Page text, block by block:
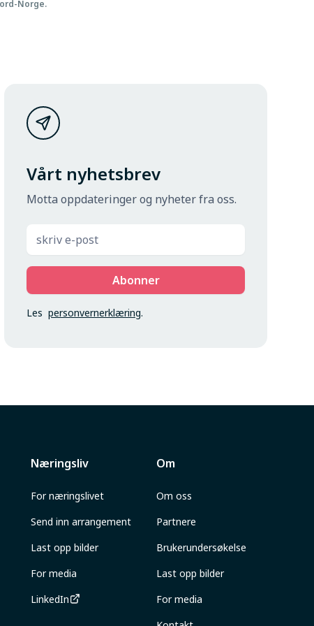
Norge.
Vårt nyhetsbrev
Motta oppdateringer og nyheter fra oss.
Lespersonvernerklæring.
Næringsliv
For næringslivet
Send inn arrangement
Last opp bilder
For media
LinkedIn
Om
Om oss
Partnere
Brukerundersøkelse
Last opp bilder
For media